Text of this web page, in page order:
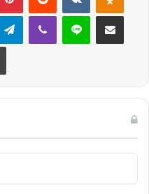
TelegramViber Line E-Posta ile
Yazdır